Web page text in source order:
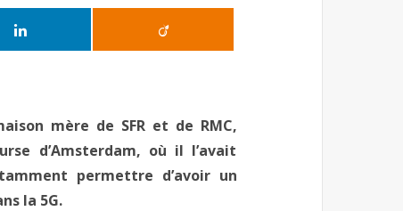
mère de SFR et de RMC,
d’Amsterdam, où il l’avait
permettre d’avoir un
la 5G.